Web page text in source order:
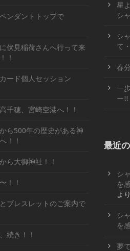
ンダントトップで
伏見稲荷さんへ行って来
！
ード個人セッション
千穂、宮崎空港へ！！
ら500年の歴史がある神
！！
ら大御神社！！
！！
ブレスレットのご案内で
続き！！
星
シ
シ
て
春
一
ー!!
最近
シ
を
より
シ
を
夢